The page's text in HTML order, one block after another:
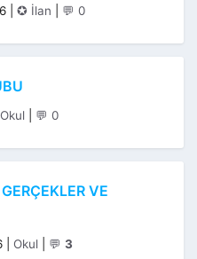
Kategoriler
✪ İlan 💬 0
Kategoriler
Okul 💬 0
VE
Kategoriler
Okul 💬 3